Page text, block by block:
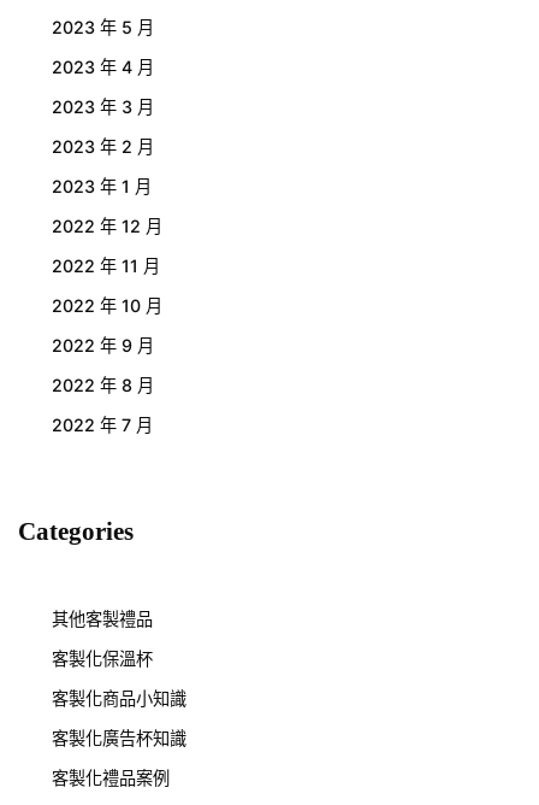
2023 年 5 月
2023 年 4 月
2023 年 3 月
2023 年 2 月
2023 年 1 月
2022 年 12 月
2022 年 11 月
2022 年 10 月
2022 年 9 月
2022 年 8 月
2022 年 7 月
Categories
其他客製禮品
客製化保溫杯
客製化商品小知識
客製化廣告杯知識
客製化禮品案例